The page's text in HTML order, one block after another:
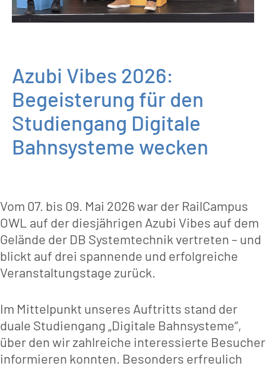
Azubi Vibes 2026:
Begeisterung für den
Studiengang Digitale
Bahnsysteme wecken
Vom 07. bis 09. Mai 2026 war der RailCampus
OWL auf der diesjährigen Azubi Vibes auf dem
Gelände der DB Systemtechnik vertreten – und
blickt auf drei spannende und erfolgreiche
Veranstaltungstage zurück.
Im Mittelpunkt unseres Auftritts stand der
duale Studiengang „Digitale Bahnsysteme“,
über den wir zahlreiche interessierte Besucher
informieren konnten. Besonders erfreulich